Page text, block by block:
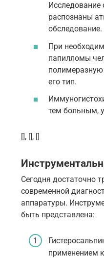
распознаны
обследование.
При
папилломы
его тип.
тем больным,
[], [], []
Сегодня достаточно
современной
аппаратуры.
быть представлена:
применением